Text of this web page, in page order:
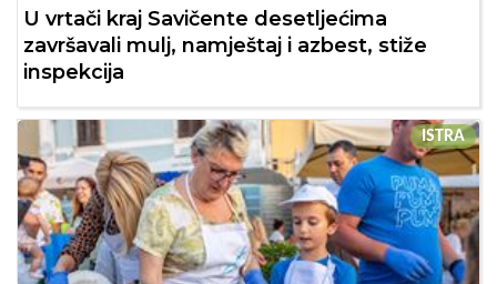
U vrtači kraj Savičente desetljećima
završavali mulj, namještaj i azbest, stiže
inspekcija
ISTRA